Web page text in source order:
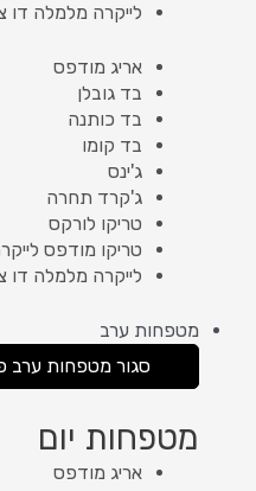
לייקרה מלמלה דו
אריג מודפס
בד גובלן
בד כותנה
בד קומו
ג'ינס
ג'קרד תחרה
טריקו לורקס
טריקו מודפס
לייקרה מלמלה דו
מטפחות ערב
סגור מטפחות ערב
מטפחות יום
אריג מודפס